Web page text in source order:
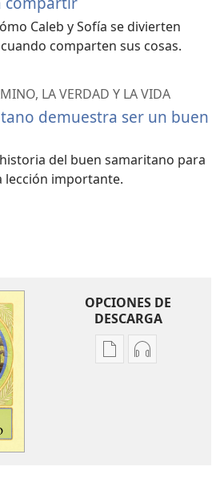
Caleb y Sofía se divierten
comparten sus cosas.
LA VERDAD Y LA VIDA
demuestra ser un buen
historia del buen samaritano para
lección importante.
OPCIONES DE
DESCARGA
OpcionesOpciones